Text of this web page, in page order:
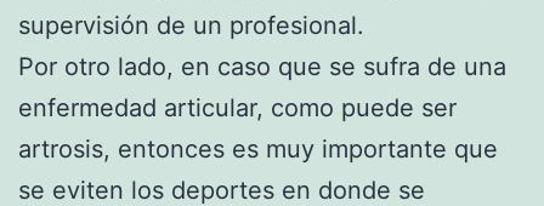
supervisión de un profesional.
Por otro lado, en caso que se sufra de una
enfermedad articular, como puede ser
artrosis, entonces es muy importante que
se eviten los deportes en donde se